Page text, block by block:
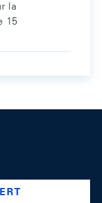
la
15
swiss-national-
@swissnationalbank